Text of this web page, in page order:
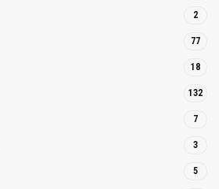
2
77
18
132
7
3
5